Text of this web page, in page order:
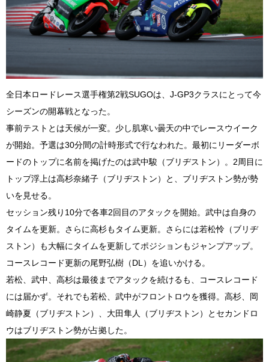
全日本ロードレース選手権第2戦SUGOは、J-GP3クラスにとって今
シーズンの開幕戦となった。
事前テストとは天候が一変。少し肌寒い曇天の中でレースウイーク
が開始。予選は30分間の計時形式で行なわれた。最初にリーダーボ
ードのトップに名前を掲げたのは武中駿（ブリヂストン）。2周目に
トップ浮上は高杉奈緒子（ブリヂストン）と、ブリヂストン勢が勢
いを見せる。
セッション残り10分で各車2回目のアタックを開始。武中は自身の
タイムを更新。さらに高杉もタイム更新。さらには若松怜（ブリヂ
ストン）も大幅にタイムを更新してポジションもジャンプアップ。
コースレコード更新の尾野弘樹（DL）を追いかける。
若松、武中、高杉は最後までアタックを続けるも、コースレコード
には届かず。それでも若松、武中がフロントロウを獲得。高杉、岡
崎静夏（ブリヂストン）、大田隼人（ブリヂストン）とセカンドロ
ウはブリヂストン勢が占拠した。